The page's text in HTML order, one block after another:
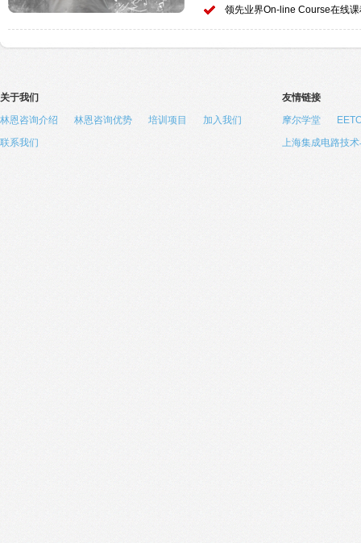
领先业界On-line Course在线
关于我们
林恩咨询介绍
林恩咨询优势 培训项目
加入我们
联系我们
友情链接
摩尔学堂
上海集成电路技